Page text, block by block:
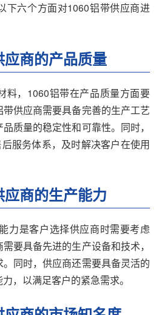
下六个方面对1060铝带供应商进
商的产品质量
料，1060铝带在产品质量方面要
供应商需要具备完善的生产工艺
质量的稳定性和可靠性。同时，
服务体系，及时解决客户在使用
商的生产能力
力是客户选择供应商时需要考虑
要具备先进的生产设备和技术，
同时，供应商还需要具备灵活的
，以满足客户的紧急需求。